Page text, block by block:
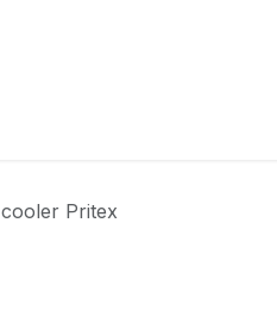
cooler Pritex